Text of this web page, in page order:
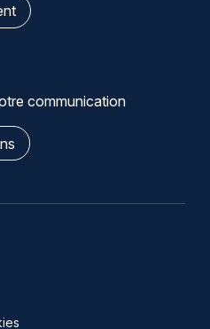
communication